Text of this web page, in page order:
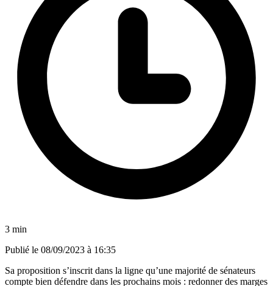
3 min
Publié le 08/09/2023 à 16:35
Sa proposition s’inscrit dans la ligne qu’une majorité de sénateurs
compte bien défendre dans les prochains mois : redonner des marges